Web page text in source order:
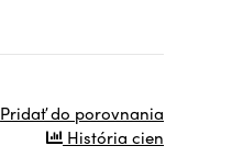
Pridať do porovnania
História cien